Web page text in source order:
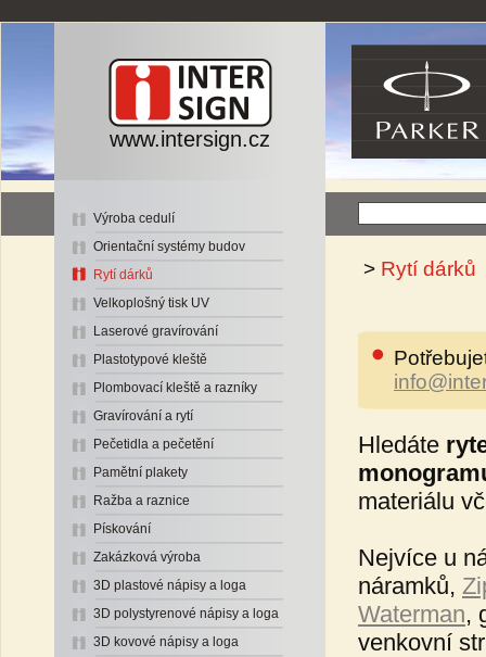
www.intersign.cz
Výroba cedulí
Orientační systémy budov
Rytí dárků
Velkoplošný tisk UV
Laserové gravírování
Plastotypové kleště
Plombovací kleště a razníky
Gravírování a rytí
Pečetidla a pečetění
Pamětní plakety
Ražba a raznice
Pískování
Zakázková výroba
3D plastové nápisy a loga
3D polystyrenové nápisy a loga
3D kovové nápisy a loga
> Rytí dárků
Hledáte
materiálu
Nejvíce u
náramků,
Waterman,
venkovní